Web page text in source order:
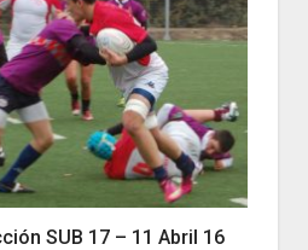
SUB 17 – 11 Abril 16